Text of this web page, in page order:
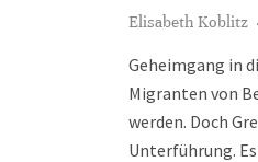
Elisabeth Koblitz ·
Geheimgang in
Migranten von
werden. Doch
Unterführung.